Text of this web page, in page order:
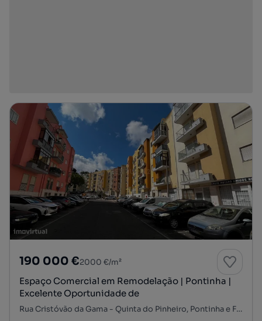
190 000 €2000 €/m²
Espaço Comercial em Remodelação | Pontinha |
Excelente Oportunidade de
Rua Cristóvão da Gama - Quinta do Pinheiro, Pontinha e Famões, Odivelas, Lisboa